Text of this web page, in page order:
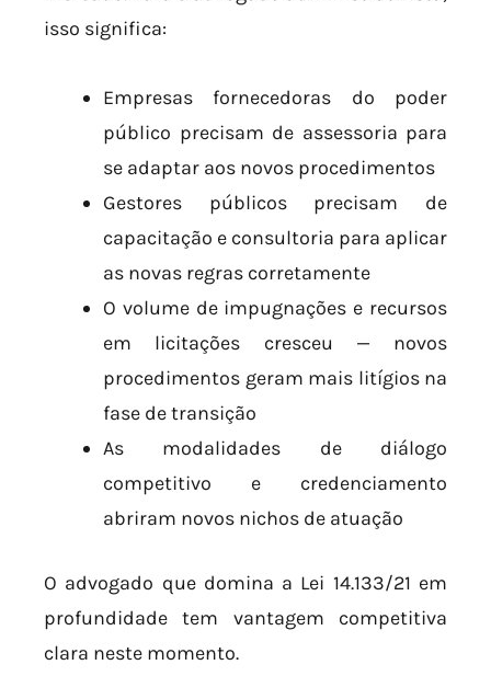
isso significa:
Empresas fornecedoras do poder
público precisam de assessoria para
se adaptar aos novos procedimentos
Gestores públicos precisam de
capacitação e consultoria para aplicar
as novas regras corretamente
O volume de impugnações e recursos
em licitações cresceu — novos
procedimentos geram mais litígios na
fase de transição
As modalidades de diálogo
competitivo e credenciamento
abriram novos nichos de atuação
O advogado que domina a Lei 14.133/21 em
profundidade tem vantagem competitiva
clara neste momento.